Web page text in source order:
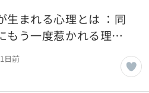
生まれる心理とは ：同
もう一度惹かれる理由
1日前